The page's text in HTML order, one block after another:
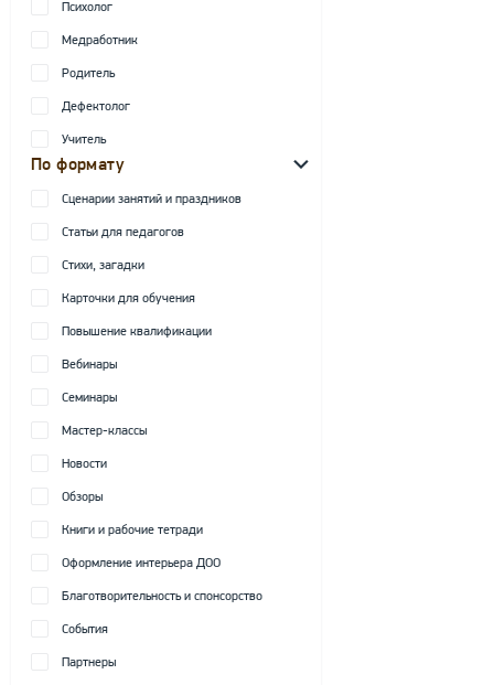
Психолог
Медработник
Родитель
Дефектолог
Учитель
По формату
Сценарии занятий и праздников
Статьи для педагогов
Стихи, загадки
Карточки для обучения
Повышение квалификации
Вебинары
Семинары
Мастер-классы
Новости
Обзоры
Книги и рабочие тетради
Оформление интерьера ДОО
Благотворительность и спонсорство
События
Партнеры